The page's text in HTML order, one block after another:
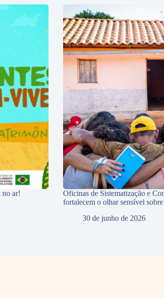
no ar!
Oficinas de Sistematização e
fortalecem o olhar sensível
30 de junho de 2026